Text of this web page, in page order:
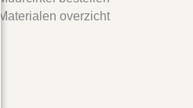
Materialen overzicht